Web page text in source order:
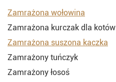
Zamrażona wołowina
Zamrażona kurczak dla kotów
Zamrażona suszona kaczka
Zamrażony tuńczyk
Zamrażony łosoś